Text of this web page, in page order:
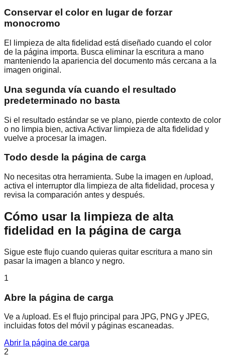
Conservar el color en lugar de forzar
monocromo
El limpieza de alta fidelidad está diseñado cuando el color
de la página importa. Busca eliminar la escritura a mano
manteniendo la apariencia del documento más cercana a la
imagen original.
Una segunda vía cuando el resultado
predeterminado no basta
Si el resultado estándar se ve plano, pierde contexto de color
o no limpia bien, activa Activar limpieza de alta fidelidad y
vuelve a procesar la imagen.
Todo desde la página de carga
No necesitas otra herramienta. Sube la imagen en /upload,
activa el interruptor dla limpieza de alta fidelidad, procesa y
revisa la comparación antes y después.
Cómo usar la limpieza de alta
fidelidad en la página de carga
Sigue este flujo cuando quieras quitar escritura a mano sin
pasar la imagen a blanco y negro.
1
Abre la página de carga
Ve a /upload. Es el flujo principal para JPG, PNG y JPEG,
incluidas fotos del móvil y páginas escaneadas.
Abrir la página de carga
2